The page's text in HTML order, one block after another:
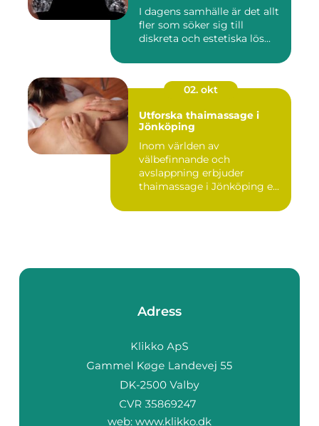
I dagens samhälle är det allt
fler som söker sig till
diskreta och estetiska lös...
02. okt
Utforska thaimassage i
Jönköping
Inom världen av
välbefinnande och
avslappning erbjuder
thaimassage i Jönköping e...
Adress
web: www.klikko.dk